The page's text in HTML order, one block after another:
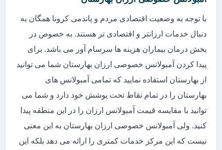
با توجه به وضعیت اقتصادی مردم و پاندمی کرونا همگان به
دنبال خدمات ارزانتر و اقتصادی تر هستند. به خصوص در
بخش درمان بیماران هزینه ها سرسام آور می باشد. برای
پیدا کردن آمبولانس خصوصی ارزان بهارستان شما می توانید
از بهارستان استفاده نمایید که تمامی آمبولانس های
بهارستان را در تمام نقاط تحت پوشش خود دارد و شما می
توانید با مقایسه قیمت آمبولانس ارزان را در این منطقه پیدا
کنید. ولی آمبولانس خصوصی ارزان بهارستان به این معنی
نیست که این مرکز خدمات کمتری را ارائه می دهد بلکه این